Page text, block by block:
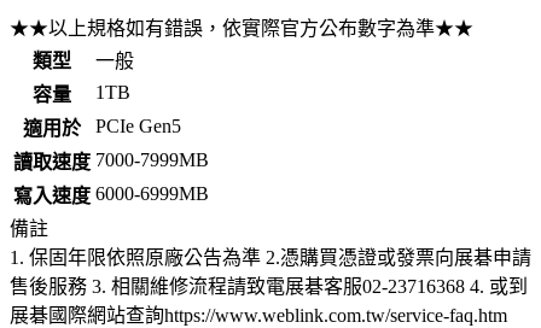
★★以上規格如有錯誤，依實際官方公布數字為準★★
類型
一般
容量
1TB
適用於
PCIe Gen5
讀取速度 7000-7999MB
寫入速度 6000-6999MB
備註
1. 保固年限依照原廠公告為準 2.憑購買憑證或發票向展碁申請
售後服務 3. 相關維修流程請致電展碁客服02-23716368 4. 或到
展碁國際網站查詢https://www.weblink.com.tw/service-faq.htm